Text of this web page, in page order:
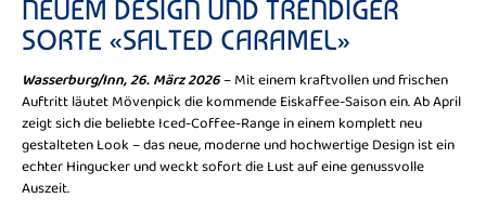
NEUEM DESIGN UND TRENDIGER
SORTE «SALTED CARAMEL»
Wasserburg/Inn, 26. März 2026– Mit einem kraftvollen und frischen
Auftritt läutet Mövenpick die kommende Eiskaffee-Saison ein. Ab April
zeigt sich die beliebte Iced-Coffee-Range in einem komplett neu
gestalteten Look – das neue, moderne und hochwertige Design ist ein
echter Hingucker und weckt sofort die Lust auf eine genussvolle
Auszeit.